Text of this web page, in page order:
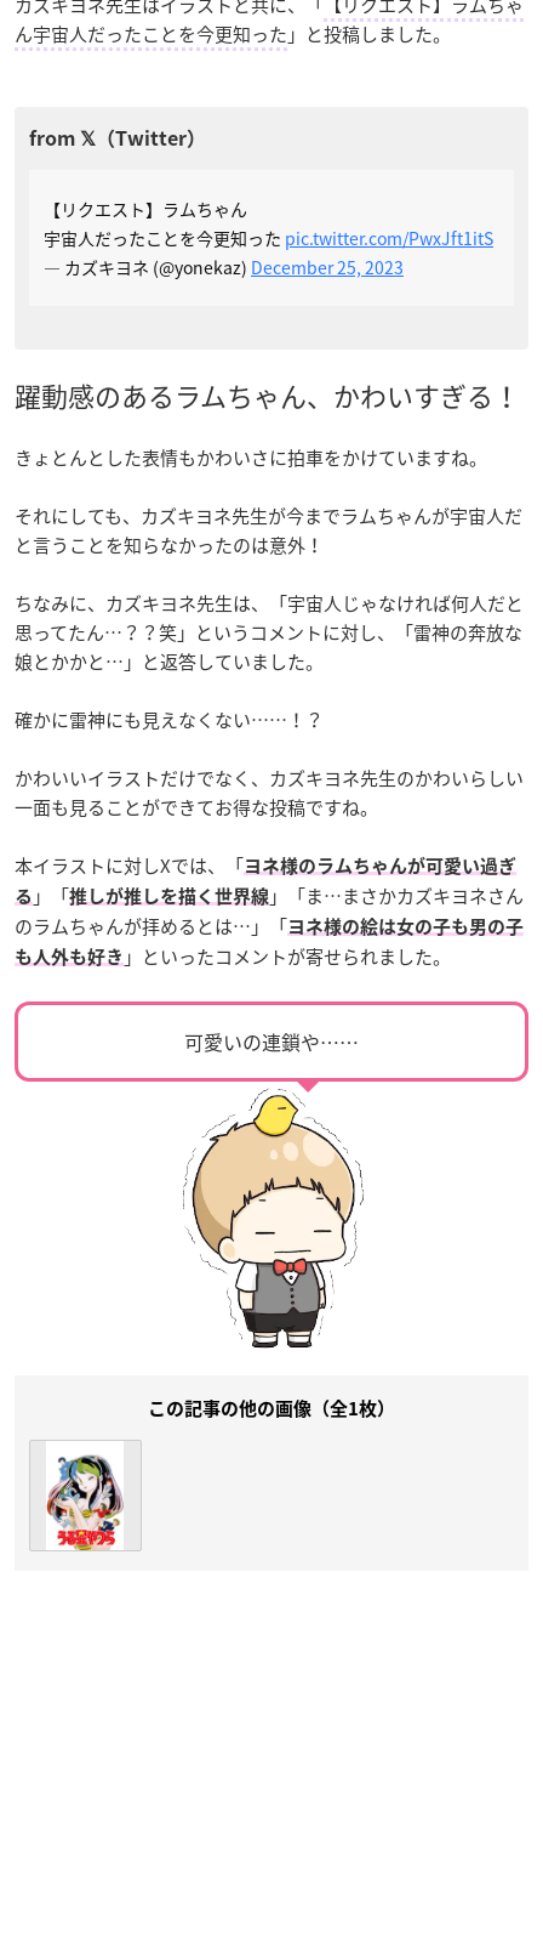
カズキヨネ先生はイラストと共に、「
【リクエスト】ラムちゃ
ん宇宙人だったことを今更知った 」と投稿しました。
【リクエスト】ラムちゃん
宇宙人だったことを今更知った pic.twitter.com/PwxJft1itS
— カズキヨネ (@yonekaz) December 25, 2023
躍動感のあるラムちゃん、かわいすぎる！
きょとんとした表情もかわいさに拍車をかけていますね。
それにしても、カズキヨネ先生が今までラムちゃんが宇宙人だ
と言うことを知らなかったのは意外！
ちなみに、カズキヨネ先生は、「宇宙人じゃなければ何人だと
思ってたん…？？笑」というコメントに対し、「雷神の奔放な
娘とかかと…」と返答していました。
確かに雷神にも見えなくない……！？
かわいいイラストだけでなく、カズキヨネ先生のかわいらしい
一面も見ることができてお得な投稿ですね。
本イラストに対しXでは、「ヨネ様のラムちゃんが可愛い過ぎ
る 」「推しが推しを描く世界線 」「ま…まさかカズキヨネさん
のラムちゃんが拝めるとは…」「ヨネ様の絵は女の子も男の子
も人外も好き 」といったコメントが寄せられました。
可愛いの連鎖や……
この記事の他の画像（全1枚）